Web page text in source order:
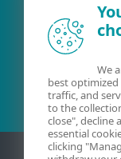
We
best optimized
traffic, and
to the
close", decline
essential
clicking